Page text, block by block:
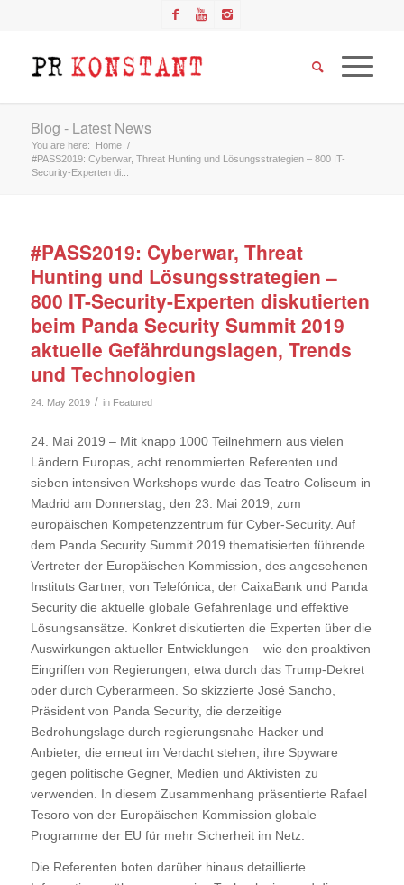
Blog - Latest News
You are here: Home /
#PASS2019: Cyberwar, Threat Hunting und Lösungsstrategien – 800 IT-
Security-Experten di...
#PASS2019: Cyberwar, Threat
Hunting und Lösungsstrategien –
800 IT-Security-Experten diskutierten
beim Panda Security Summit 2019
aktuelle Gefährdungslagen, Trends
und Technologien
24. May 2019 / in Featured
24. Mai 2019 – Mit knapp 1000 Teilnehmern aus vielen
Ländern Europas, acht renommierten Referenten und
sieben intensiven Workshops wurde das Teatro Coliseum in
Madrid am Donnerstag, den 23. Mai 2019, zum
europäischen Kompetenzzentrum für Cyber-Security. Auf
dem Panda Security Summit 2019 thematisierten führende
Vertreter der Europäischen Kommission, des angesehenen
Instituts Gartner, von Telefónica, der CaixaBank und Panda
Security die aktuelle globale Gefahrenlage und effektive
Lösungsansätze. Konkret diskutierten die Experten über die
Auswirkungen aktueller Entwicklungen – wie den proaktiven
Eingriffen von Regierungen, etwa durch das Trump-Dekret
oder durch Cyberarmeen. So skizzierte José Sancho,
Präsident von Panda Security, die derzeitige
Bedrohungslage durch regierungsnahe Hacker und
Anbieter, die erneut im Verdacht stehen, ihre Spyware
gegen politische Gegner, Medien und Aktivisten zu
verwenden. In diesem Zusammenhang präsentierte Rafael
Tesoro von der Europäischen Kommission globale
Programme der EU für mehr Sicherheit im Netz.
Die Referenten boten darüber hinaus detaillierte